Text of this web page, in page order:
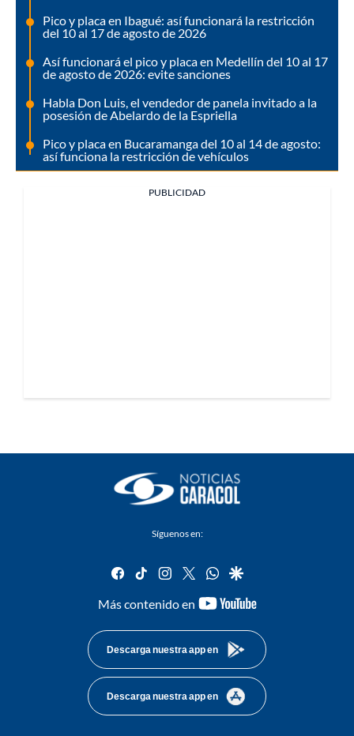
Pico y placa en Ibagué: así funcionará la restricción
del 10 al 17 de agosto de 2026
Así funcionará el pico y placa en Medellín del 10 al 17
de agosto de 2026: evite sanciones
Habla Don Luis, el vendedor de panela invitado a la
posesión de Abelardo de la Espriella
Pico y placa en Bucaramanga del 10 al 14 de agosto:
así funciona la restricción de vehículos
PUBLICIDAD
Síguenos en:
facebook
tiktok instagram
twitterwhatsapp
google
Más contenido en
youtube-
Descarga nuestra app en
Descarga nuestra app en